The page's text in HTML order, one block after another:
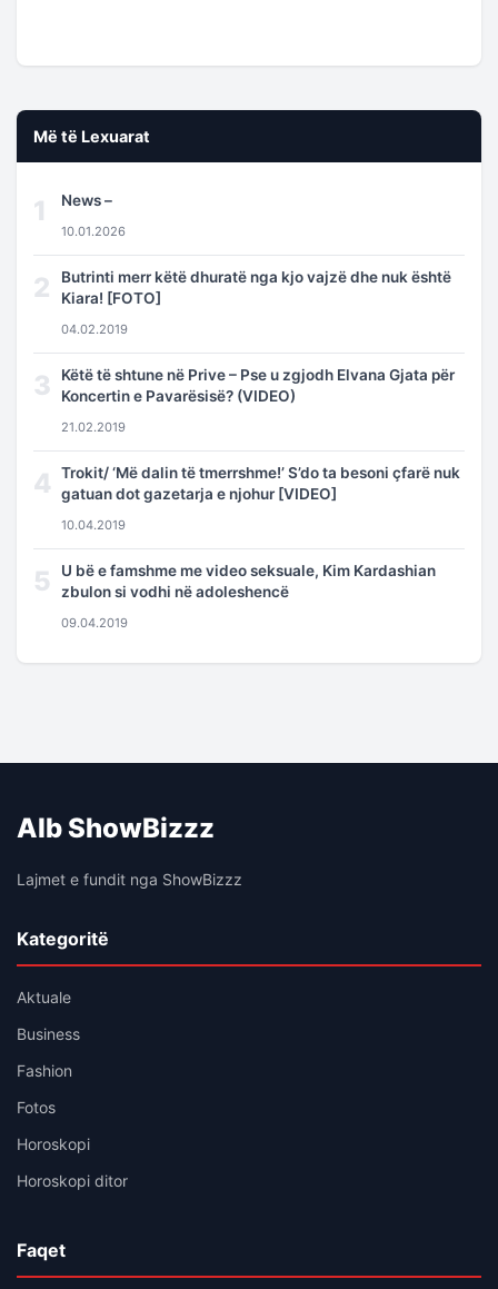
Më të Lexuarat
1 News –
10.01.2026
2
Butrinti merr këtë dhuratë nga kjo vajzë dhe nuk është
Kiara! [FOTO]
04.02.2019
3
Këtë të shtune në Prive – Pse u zgjodh Elvana Gjata për
Koncertin e Pavarësisë? (VIDEO)
21.02.2019
4
Trokit/ ‘Më dalin të tmerrshme!’ S’do ta besoni çfarë nuk
gatuan dot gazetarja e njohur [VIDEO]
10.04.2019
5
U bë e famshme me video seksuale, Kim Kardashian
zbulon si vodhi në adoleshencë
09.04.2019
Alb ShowBizzz
Lajmet e fundit nga ShowBizzz
Kategoritë
Aktuale
Business
Fashion
Fotos
Horoskopi
Horoskopi ditor
Faqet